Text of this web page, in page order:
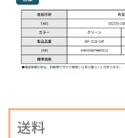
送料